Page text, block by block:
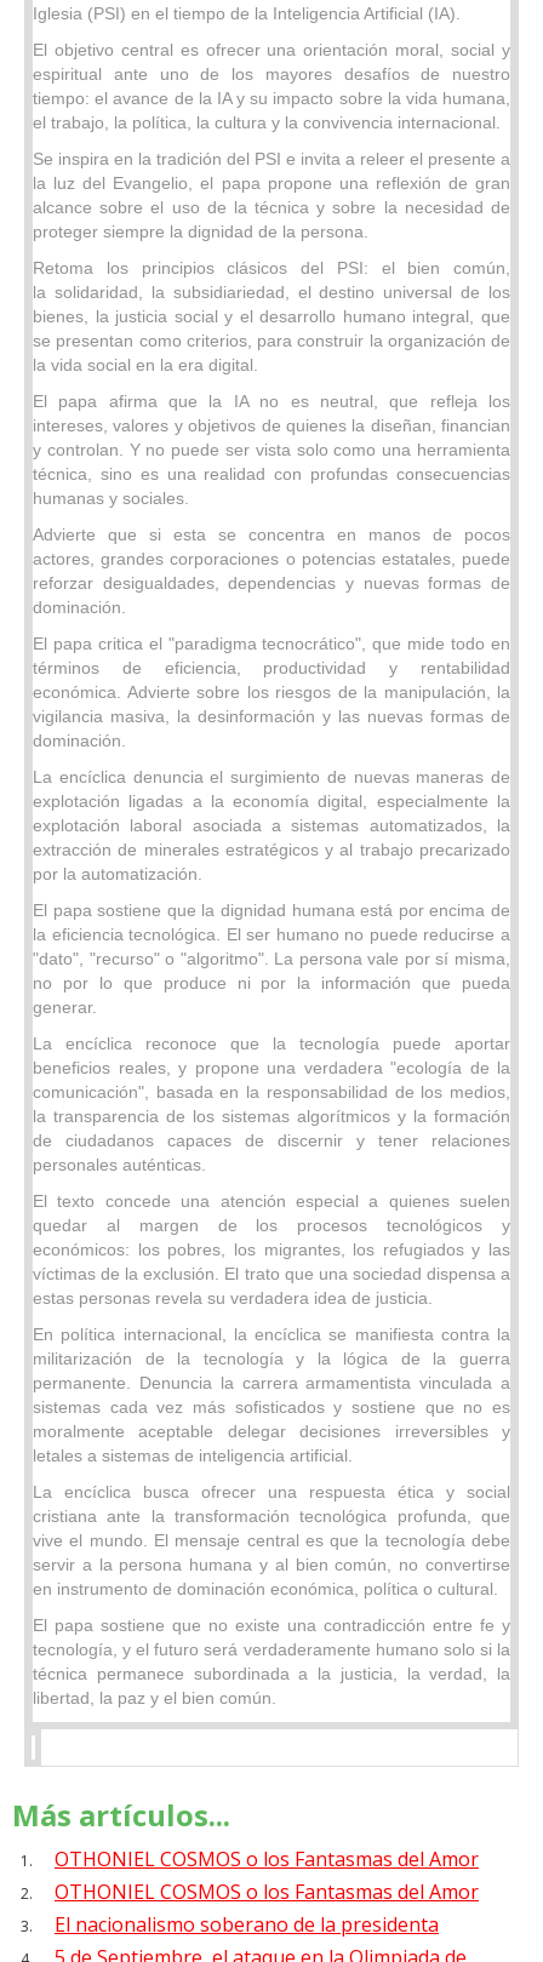
Iglesia (PSI) en el tiempo de la Inteligencia Artificial (IA).
El objetivo central es ofrecer una orientación moral, social y
espiritual ante uno de los mayores desafíos de nuestro
tiempo: el avance de la IA y su impacto sobre la vida humana,
el trabajo, la política, la cultura y la convivencia internacional.
Se inspira en la tradición del PSI e invita a releer el presente a
la luz del Evangelio, el papa propone una reflexión de gran
alcance sobre el uso de la técnica y sobre la necesidad de
proteger siempre la dignidad de la persona.
Retoma los principios clásicos del PSI: el bien común,
la solidaridad, la subsidiariedad, el destino universal de los
bienes, la justicia social y el desarrollo humano integral, que
se presentan como criterios, para construir la organización de
la vida social en la era digital.
El papa afirma que la IA no es neutral, que refleja los
intereses, valores y objetivos de quienes la diseñan, financian
y controlan. Y no puede ser vista solo como una herramienta
técnica, sino es una realidad con profundas consecuencias
humanas y sociales.
Advierte que si esta se concentra en manos de pocos
actores, grandes corporaciones o potencias estatales, puede
reforzar desigualdades, dependencias y nuevas formas de
dominación.
El papa critica el "paradigma tecnocrático", que mide todo en
términos de eficiencia, productividad y rentabilidad
económica. Advierte sobre los riesgos de la manipulación, la
vigilancia masiva, la desinformación y las nuevas formas de
dominación.
La encíclica denuncia el surgimiento de nuevas maneras de
explotación ligadas a la economía digital, especialmente la
explotación laboral asociada a sistemas automatizados, la
extracción de minerales estratégicos y al trabajo precarizado
por la automatización.
El papa sostiene que la dignidad humana está por encima de
la eficiencia tecnológica. El ser humano no puede reducirse a
"dato", "recurso" o "algoritmo". La persona vale por sí misma,
no por lo que produce ni por la información que pueda
generar.
La encíclica reconoce que la tecnología puede aportar
beneficios reales, y propone una verdadera "ecología de la
comunicación", basada en la responsabilidad de los medios,
la transparencia de los sistemas algorítmicos y la formación
de ciudadanos capaces de discernir y tener relaciones
personales auténticas.
El texto concede una atención especial a quienes suelen
quedar al margen de los procesos tecnológicos y
económicos: los pobres, los migrantes, los refugiados y las
víctimas de la exclusión. El trato que una sociedad dispensa a
estas personas revela su verdadera idea de justicia.
En política internacional, la encíclica se manifiesta contra la
militarización de la tecnología y la lógica de la guerra
permanente. Denuncia la carrera armamentista vinculada a
sistemas cada vez más sofisticados y sostiene que no es
moralmente aceptable delegar decisiones irreversibles y
letales a sistemas de inteligencia artificial.
La encíclica busca ofrecer una respuesta ética y social
cristiana ante la transformación tecnológica profunda, que
vive el mundo. El mensaje central es que la tecnología debe
servir a la persona humana y al bien común, no convertirse
en instrumento de dominación económica, política o cultural.
El papa sostiene que no existe una contradicción entre fe y
tecnología, y el futuro será verdaderamente humano solo si la
técnica permanece subordinada a la justicia, la verdad, la
libertad, la paz y el bien común.
Más artículos...
OTHONIEL COSMOS o los Fantasmas del Amor
OTHONIEL COSMOS o los Fantasmas del Amor
El nacionalismo soberano de la presidenta